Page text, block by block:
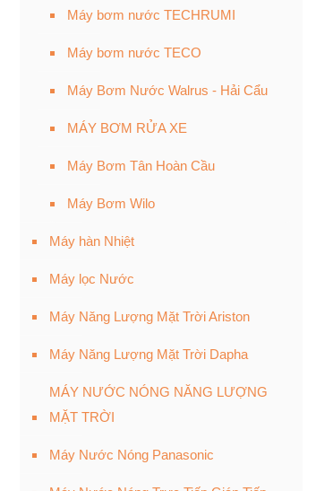
Máy bơm nước TECHRUMI
Máy bơm nước TECO
Máy Bơm Nước Walrus - Hải Cẩu
MÁY BƠM RỬA XE
Máy Bơm Tân Hoàn Cầu
Máy Bơm Wilo
Máy hàn Nhiệt
Máy lọc Nước
Máy Năng Lượng Mặt Trời Ariston
Máy Năng Lượng Mặt Trời Dapha
MÁY NƯỚC NÓNG NĂNG LƯỢNG
MẶT TRỜI
Máy Nước Nóng Panasonic